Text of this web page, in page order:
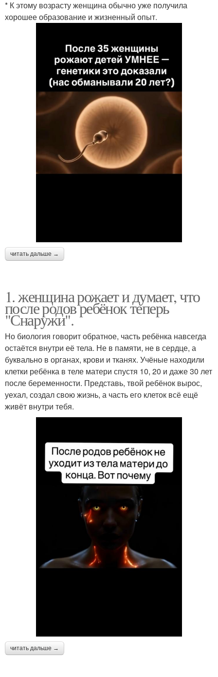
* К этому возрасту женщина обычно уже получила
хорошее образование и жизненный опыт.
читать дальше →
1. женщина рожает и думает, что
после родов ребёнок теперь
"Снаружи".
Но биология говорит обратное, часть ребёнка навсегда
остаётся внутри её тела. Не в памяти, не в сердце, а
буквально в органах, крови и тканях. Учёные находили
клетки ребёнка в теле матери спустя 10, 20 и даже 30 лет
после беременности. Представь, твой ребёнок вырос,
уехал, создал свою жизнь, а часть его клеток всё ещё
живёт внутри тебя.
читать дальше →